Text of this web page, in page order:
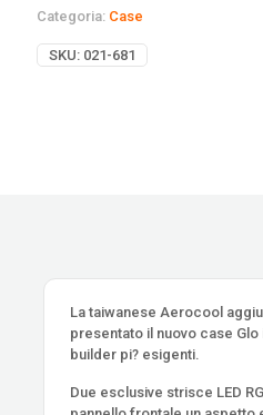
Categoria: Case
SKU: 021-681
La taiwanese Aerocool
presentato il nuovo case
builder pi? esigenti.
Due esclusive strisce LED